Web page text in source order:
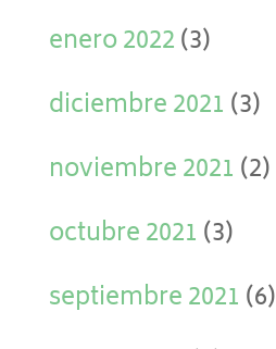
enero 2022(3)
diciembre 2021 (3)
noviembre 2021 (2)
octubre 2021 (3)
septiembre 2021 (6)